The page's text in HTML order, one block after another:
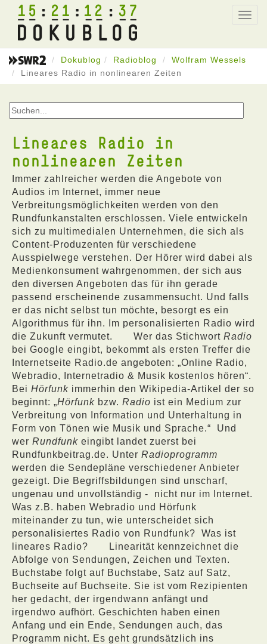
15 21 12 37
Dokublog Radioblog
Wolfram Wessels
Lineares Radio in nonlinearen Zeiten
Lineares Radio in
nonlinearen Zeiten
Immer zahlreicher werden die Angebote von
Audios im Internet, immer neue
Verbreitungsmöglichkeiten werden von den
Rundfunkanstalten erschlossen. Viele entwickeln
sich zu multimedialen Unternehmen, die sich als
Content-Produzenten für verschiedene
Ausspielwege verstehen. Der Hörer wird dabei als
Medienkonsument wahrgenommen, der sich aus
den diversen Angeboten das für ihn gerade
passend erscheinende zusammensucht. Und falls
er das nicht selbst tun möchte, besorgt es ein
Algorithmus für ihn. Im personalisierten Radio wird
die Zukunft vermutet.
Wer das Stichwort Radio
bei Google eingibt, bekommt als ersten Treffer die
Internetseite Radio.de angeboten: „Online Radio,
Webradio, Internetradio & Musik kostenlos hören“.
Bei Hörfunk immerhin den Wikipedia-Artikel der so
beginnt: „Hörfunk bzw. Radio ist ein Medium zur
Verbreitung von Information und Unterhaltung in
Form von Tönen wie Musik und Sprache.“
Und
wer Rundfunk eingibt landet zuerst bei
Rundfunkbeitrag.de. Unter Radioprogramm
werden die Sendepläne verschiedener Anbieter
gezeigt. Die Begriffsbildungen sind unscharf,
ungenau und unvollständig -
nicht nur im Internet.
Was z.B. haben Webradio und Hörfunk
miteinander zu tun, wie unterscheidet sich
personalisiertes Radio von Rundfunk?
Was ist
lineares Radio?
Linearität kennzeichnet die
Abfolge von Sendungen, Zeichen und Texten.
Buchstabe folgt auf Buchstabe, Satz auf Satz,
Buchseite auf Buchseite. Sie ist vom Rezipienten
her gedacht, der irgendwann anfängt und
irgendwo aufhört. Geschichten haben einen
Anfang und ein Ende, Sendungen auch, das
Programm nicht. Es geht grundsätzlich ins